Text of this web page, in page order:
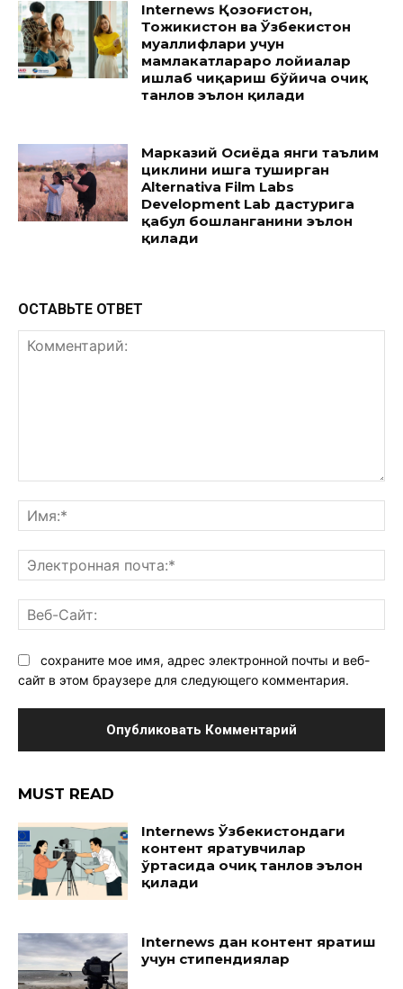
Internews Қозоғистон,
Тожикистон ва Ўзбекистон
муаллифлари учун
мамлакатлараро лойиҳалар
ишлаб чиқариш бўйича очиқ
танлов эълон қилади
Марказий Осиёда янги таълим
циклини ишга туширган
Alternativa Film Labs
Development Lab дастурига
қабул бошланганини эълон
қилади
ОСТАВЬТЕ ОТВЕТ
сохраните мое имя, адрес электронной почты и веб-
сайт в этом браузере для следующего комментария.
MUST READ
Internews Ўзбекистондаги
контент яратувчилар
ўртасида очиқ танлов эълон
қилади
Internews дан контент яратиш
учун стипендиялар